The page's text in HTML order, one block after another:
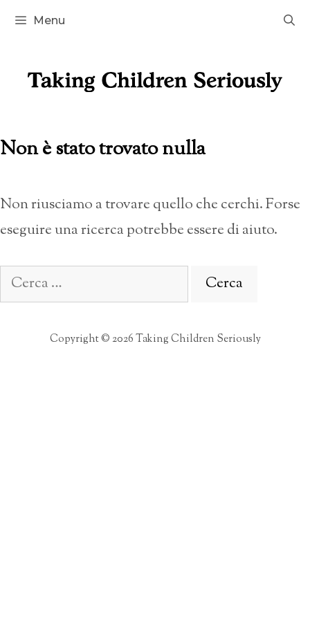
Vai
Menu
Non è stato trovato nulla
Non riusciamo a trovare quello che cerchi. Forse
eseguire una ricerca potrebbe essere di aiuto.
Ricerca
per:
Copyright © 2026 Taking Children Seriously